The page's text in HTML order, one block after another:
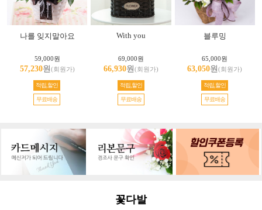
나를 잊지말아요
59,000원
57,230원(회원가)
적립,할인
무료배송
With you
69,000원
66,930원(회원가)
적립,할인
무료배송
블루밍
65,000원
63,050원(회원가)
적립,할인
무료배송
꽃다발